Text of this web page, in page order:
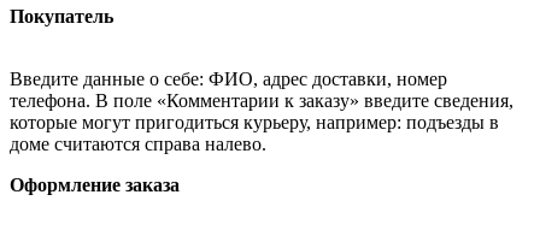
Покупатель
Введите данные о себе: ФИО, адрес доставки, номер
телефона. В поле «Комментарии к заказу» введите сведения,
которые могут пригодиться курьеру, например: подъезды в
доме считаются справа налево.
Оформление заказа